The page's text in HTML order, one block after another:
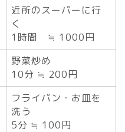
近所のスーパーに行
く
1時間 ≒ 1000円
野菜炒め
10分 ≒ 200円
フライパン・お皿を
洗う
5分 ≒ 100円